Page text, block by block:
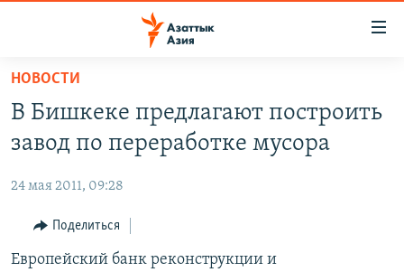
Вернуться
основному
содержанию
навигации
Вернутся
УЗБЕКИСТАН
ТАДЖИКИСТАН
ВОЙНА В УКРАИНЕ
НА ДРУГИХ ЯЗЫКАХ
ҚАЗАҚША
КЫРГЫЗЧА
НОВОСТИ
В Бишкеке предлагают построить
завод по переработке мусора
24 мая 2011, 09:28
Поделиться
Европейский банк реконструкции и